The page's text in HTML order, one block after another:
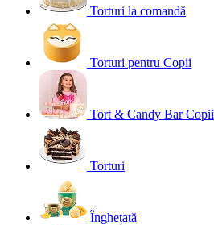
Torturi la comandă
Torturi pentru Copii
Tort & Candy Bar Copii
Torturi
Înghețată